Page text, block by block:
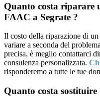
Quanto costa riparare
FAAC a Segrate ?
Il costo della riparazione di
variare a seconda del
precisa, è meglio contattarci
consulenza personalizzata.
risponderemo a tutte le tue
Quanto costa